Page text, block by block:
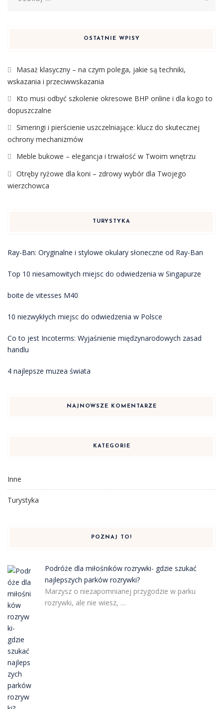
OSTATNIE WPISY
Masaż klasyczny – na czym polega, jakie są techniki,
wskazania i przeciwwskazania
Kto musi odbyć szkolenie okresowe BHP online i dla kogo to
dopuszczalne
Simeringi i pierścienie uszczelniające: klucz do skutecznej
ochrony mechanizmów
Meble bukowe – elegancja i trwałość w Twoim wnętrzu
Otręby ryżowe dla koni – zdrowy wybór dla Twojego
wierzchowca
TURYSTYKA
Ray-Ban: Oryginalne i stylowe okulary słoneczne od Ray-Ban
Top 10 niesamowitych miejsc do odwiedzenia w Singapurze
boite de vitesses M40
10 niezwykłych miejsc do odwiedzenia w Polsce
Co to jest Incoterms: Wyjaśnienie międzynarodowych zasad
handlu
4 najlepsze muzea świata
NAJNOWSZE KOMENTARZE
KATEGORIE
Inne
Turystyka
POZNAJ TO!
Podróże dla miłośników rozrywki- gdzie szukać
najlepszych parków rozrywki?
Marzysz o niezapomnianej przygodzie w parku
rozrywki, ale nie wiesz, …